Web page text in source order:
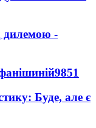
дилемою -
9851
Буде, але є